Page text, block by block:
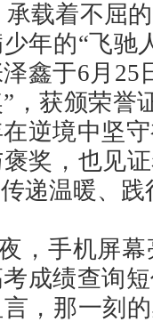
载着不屈
年的“飞驰
鑫于6月
，获颁荣誉
逆境中坚
奖，也见
递温暖、
，手机屏
成绩查询
，那一刻